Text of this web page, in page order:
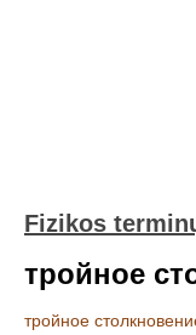
Fizikos
тройное
тройное